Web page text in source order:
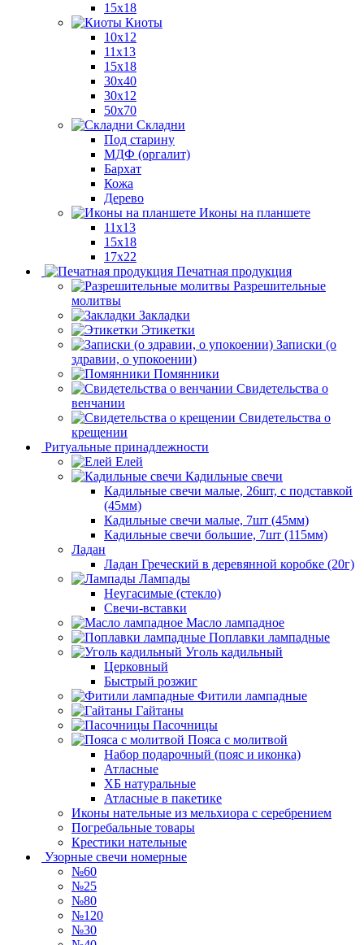
15x18
Киоты
10x12
11x13
15x18
30x40
30х12
50x70
Складни
Под старину
МДФ (оргалит)
Бархат
Кожа
Дерево
Иконы на планшете
11х13
15х18
17х22
Печатная продукция
Разрешительные
молитвы
Закладки
Этикетки
Записки (о
здравии, о упокоении)
Помянники
Свидетельства о
венчании
Свидетельства о
крещении
Ритуальные принадлежности
Елей
Кадильные свечи
Кадильные свечи малые, 26шт, с подставкой
(45мм)
Кадильные свечи малые, 7шт (45мм)
Кадильные свечи большие, 7шт (115мм)
Ладан
Ладан Греческий в деревянной коробке (20г)
Лампады
Неугасимые (стекло)
Свечи-вставки
Масло лампадное
Поплавки лампадные
Уголь кадильный
Церковный
Быстрый розжиг
Фитили лампадные
Гайтаны
Пасочницы
Пояса с молитвой
Набор подарочный (пояс и иконка)
Атласные
ХБ натуральные
Атласные в пакетике
Иконы нательные из мельхиора с серебрением
Погребальные товары
Крестики нательные
Узорные свечи номерные
№60
№25
№80
№120
№30